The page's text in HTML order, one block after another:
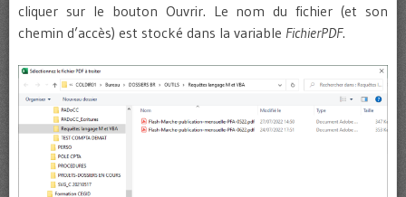
cliquer sur le bouton Ouvrir. Le nom du fichier (et son
chemin d’accès) est stocké dans la variable FichierPDF.